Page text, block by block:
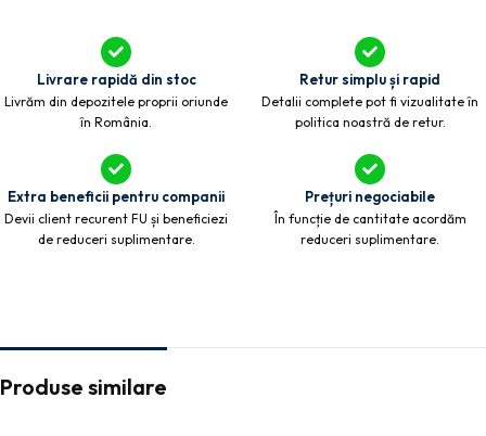
Livrare rapidă din stoc
Livrăm din depozitele proprii oriunde
în România.
Retur simplu și rapid
Detalii complete pot fi vizualitate în
politica noastră de retur.
Extra beneficii pentru companii
Devii client recurent FU și beneficiezi
de reduceri suplimentare.
Prețuri negociabile
În funcție de cantitate acordăm
reduceri suplimentare.
Produse similare